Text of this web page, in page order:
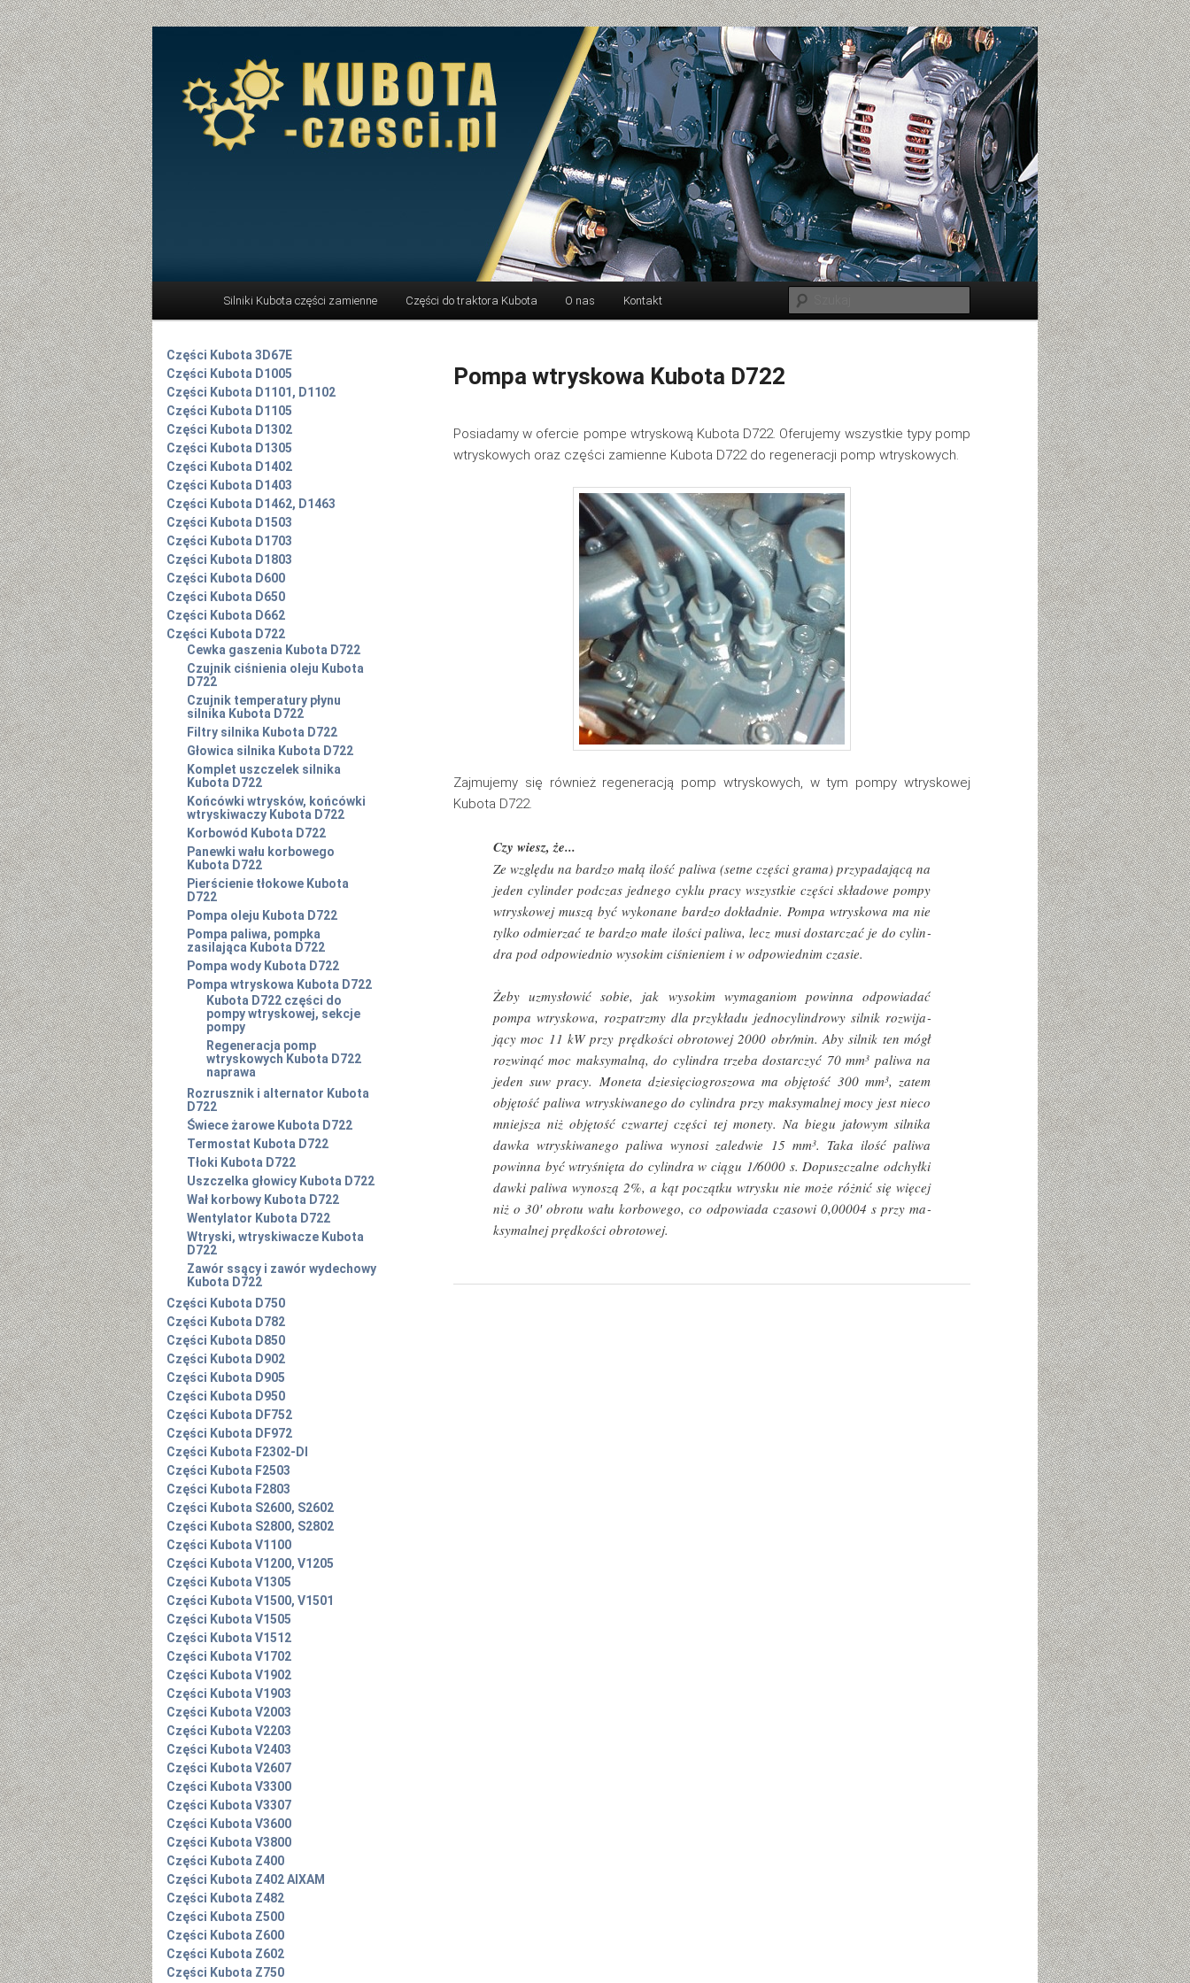
Przeskocz do tekstu
Silniki Kubota części zamienne Części do traktora Kubota O nas Kontakt
Pompa wtryskowa Kubota D722
Posiadamy w ofercie pompe wtryskową Kubota D722. Oferujemy wszystkie typy pomp
wtryskowych oraz części zamienne Kubota D722 do regeneracji pomp wtryskowych.
Zajmujemy się również regeneracją pomp wtryskowych, w tym pompy wtryskowej
Kubota D722.
Ze względu na bardzo małą ilość paliwa (setne części grama) przypadającą na
jeden cylinder podczas jednego cyklu pracy wszystkie części składowe pompy
wtryskowej muszą być wykonane bardzo dokładnie. Pompa wtryskowa ma nie
tylko odmierzać te bardzo małe ilości paliwa, lecz musi dostarczać je do cylin­
dra pod odpowiednio wysokim ciśnieniem i w odpowiednim czasie.
Żeby uzmysłowić sobie, jak wysokim wymaganiom powinna odpowiadać
pompa wtryskowa, rozpatrzmy dla przykładu jednocylindrowy silnik rozwija­
jący moc 11 kW przy prędkości obrotowej 2000 obr/min. Aby silnik ten mógł
rozwinąć moc maksymalną, do cylindra trzeba dostarczyć 70 mm3 paliwa na
jeden suw pracy. Moneta dziesięciogroszowa ma objętość 300 mm3, zatem
objętość paliwa wtryskiwanego do cylindra przy maksymalnej mocy jest nieco
mniejsza niż objętość czwartej części tej monety. Na biegu jałowym silnika
dawka wtryskiwanego paliwa wynosi zaledwie 15 mm3. Taka ilość paliwa
powinna być wtryśnięta do cylindra w ciągu 1/6000 s. Dopuszczalne odchyłki
dawki paliwa wynoszą 2%, a kąt początku wtrysku nie może różnić się więcej
niż o 30′ obrotu wału korbowego, co odpowiada czasowi 0,00004 s przy ma­
ksymalnej prędkości obrotowej.
Części Kubota 3D67E
Części Kubota D1005
Części Kubota D1101, D1102
Części Kubota D1105
Części Kubota D1302
Części Kubota D1305
Części Kubota D1402
Części Kubota D1403
Części Kubota D1462, D1463
Części Kubota D1503
Części Kubota D1703
Części Kubota D1803
Części Kubota D600
Części Kubota D650
Części Kubota D662
Części Kubota D722
Cewka gaszenia Kubota D722
Czujnik ciśnienia oleju Kubota
D722
Czujnik temperatury płynu
silnika Kubota D722
Filtry silnika Kubota D722
Głowica silnika Kubota D722
Komplet uszczelek silnika
Kubota D722
Końcówki wtrysków, końcówki
wtryskiwaczy Kubota D722
Korbowód Kubota D722
Panewki wału korbowego
Kubota D722
Pierścienie tłokowe Kubota
D722
Pompa oleju Kubota D722
Pompa paliwa, pompka
zasilająca Kubota D722
Pompa wody Kubota D722
Pompa wtryskowa Kubota D722
Kubota D722 części do
pompy wtryskowej, sekcje
pompy
Regeneracja pomp
wtryskowych Kubota D722
naprawa
Rozrusznik i alternator Kubota
D722
Świece żarowe Kubota D722
Termostat Kubota D722
Tłoki Kubota D722
Uszczelka głowicy Kubota D722
Wał korbowy Kubota D722
Wentylator Kubota D722
Wtryski, wtryskiwacze Kubota
D722
Zawór ssący i zawór wydechowy
Kubota D722
Części Kubota D750
Części Kubota D782
Części Kubota D850
Części Kubota D902
Części Kubota D905
Części Kubota D950
Części Kubota DF752
Części Kubota DF972
Części Kubota F2302-DI
Części Kubota F2503
Części Kubota F2803
Części Kubota S2600, S2602
Części Kubota S2800, S2802
Części Kubota V1100
Części Kubota V1200, V1205
Części Kubota V1305
Części Kubota V1500, V1501
Części Kubota V1505
Części Kubota V1512
Części Kubota V1702
Części Kubota V1902
Części Kubota V1903
Części Kubota V2003
Części Kubota V2203
Części Kubota V2403
Części Kubota V2607
Części Kubota V3300
Części Kubota V3307
Części Kubota V3600
Części Kubota V3800
Części Kubota Z400
Części Kubota Z402 AIXAM
Części Kubota Z482
Części Kubota Z500
Części Kubota Z600
Części Kubota Z602
Części Kubota Z750